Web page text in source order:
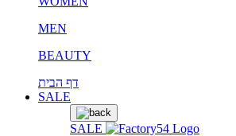
MEN
BEAUTY
דף הבית
SALE
SALE